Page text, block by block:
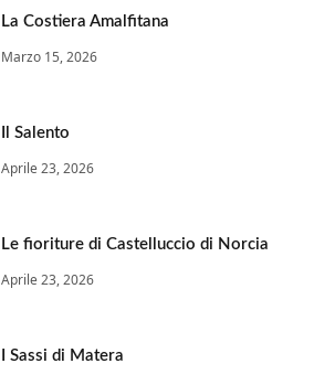
La Costiera Amalfitana
Marzo 15, 2026
Il Salento
Aprile 23, 2026
Le fioriture di Castelluccio di Norcia
Aprile 23, 2026
I Sassi di Matera